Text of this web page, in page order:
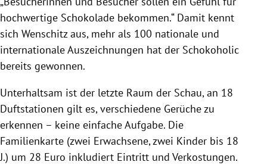
hochwertige Schokolade bekommen.“ Damit kennt
sich Wenschitzaus, mehr als 100 nationale und
internationale Auszeichnungen hat der Schokoholic
bereits gewonnen.
Unterhaltsam ist der letzte Raum der Schau, an 18
Duftstationen gilt es, verschiedene Gerüche zu
erkennen – keine einfache Aufgabe. Die
Familienkarte (zwei Erwachsene, zwei Kinder bis 18
J.) um 28 Euro inkludiert Eintritt und Verkostungen.